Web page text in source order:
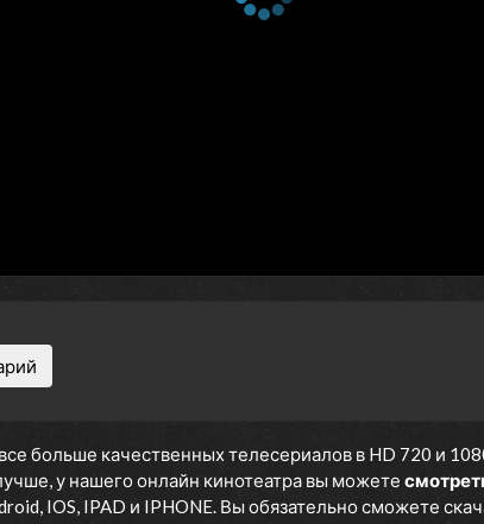
больше качественных телесериалов в HD 720 и
у нашего онлайн кинотеатра вы можете
IOS, IPAD и IPHONE. Вы обязательно сможете